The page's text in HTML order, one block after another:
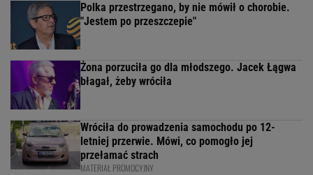
Polka przestrzegano, by nie mówił o chorobie.
"Jestem po przeszczepie"
Żona porzuciła go dla młodszego. Jacek Łągwa
błagał, żeby wróciła
Wróciła do prowadzenia samochodu po 12-
letniej przerwie. Mówi, co pomogło jej
przełamać strach
MATERIAŁ PROMOCYJNY